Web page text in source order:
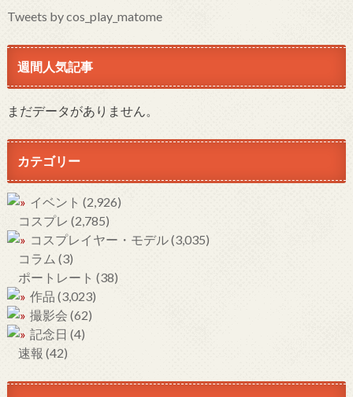
Tweets by cos_play_matome
週間人気記事
まだデータがありません。
カテゴリー
イベント (2,926)
コスプレ (2,785)
コスプレイヤー・モデル(3,035)
コラム (3)
ポートレート (38)
作品 (3,023)
撮影会 (62)
記念日 (4)
速報 (42)